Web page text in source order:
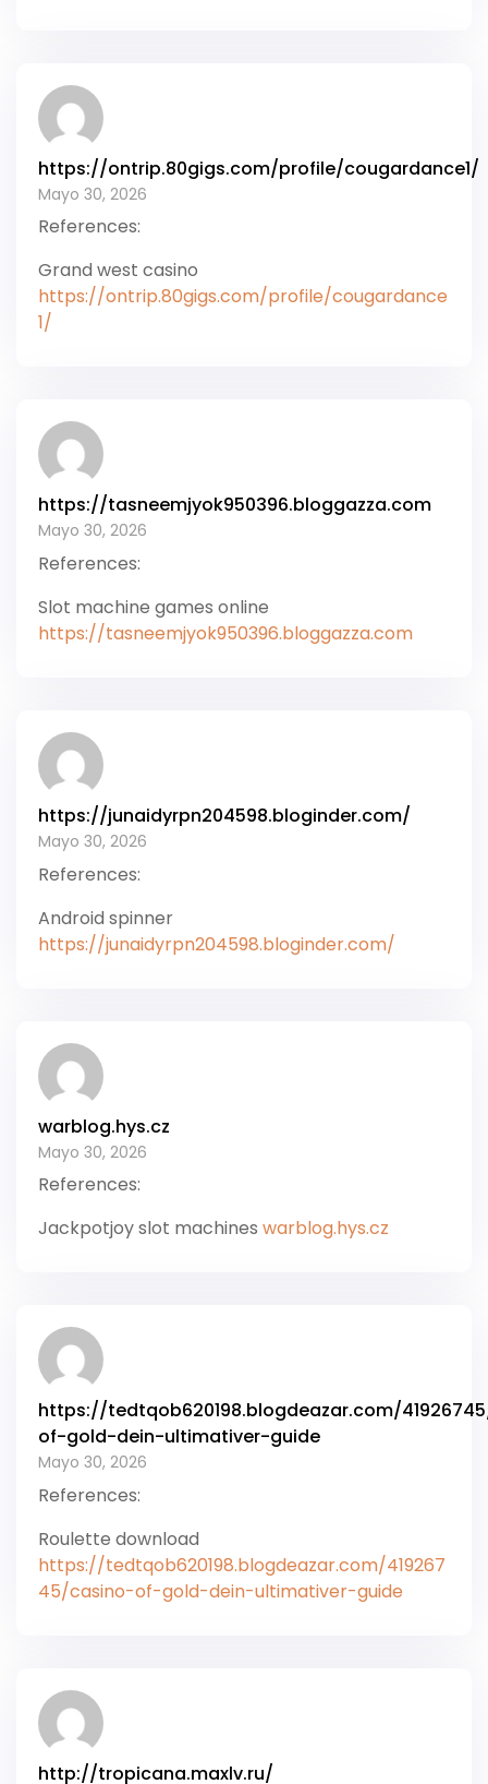
https://ontrip.80gigs.com/profile/cougardance1/
Mayo 30, 2026
References:
Grand west casino
https://ontrip.80gigs.com/profile/cougardance
1/
https://tasneemjyok950396.bloggazza.com
Mayo 30, 2026
References:
Slot machine games online
https://tasneemjyok950396.bloggazza.com
https://junaidyrpn204598.bloginder.com/
Mayo 30, 2026
References:
Android spinner
https://junaidyrpn204598.bloginder.com/
warblog.hys.cz
Mayo 30, 2026
References:
Jackpotjoy slot machines warblog.hys.cz
https://tedtqob620198.blogdeazar.com/
of-gold-dein-ultimativer-guide
Mayo 30, 2026
References:
Roulette download
https://tedtqob620198.blogdeazar.com/419267
45/casino-of-gold-dein-ultimativer-guide
http://tropicana.maxlv.ru/